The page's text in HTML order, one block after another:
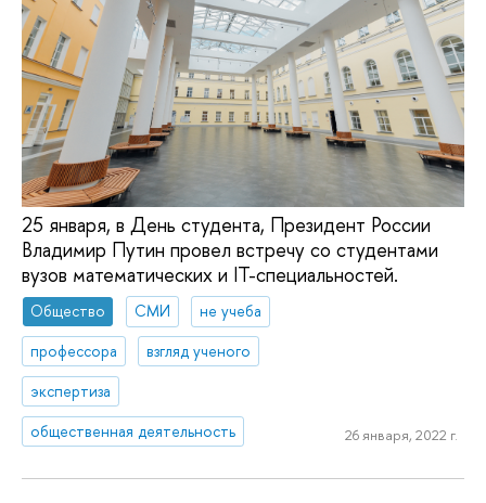
25 января, в День студента, Президент России
Владимир Путин провел встречу со студентами
вузов математических и IT-специальностей.
Общество СМИ
не учеба
профессора
взгляд ученого
экспертиза
общественная деятельность
26 января, 2022 г.